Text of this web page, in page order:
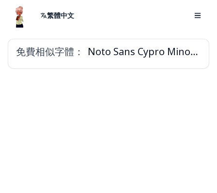
繁體中文
免費相似字體： Noto Sans Cypro Minoan